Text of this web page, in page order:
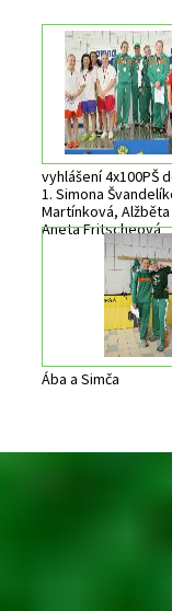
vyhlášení 4x100PŠ
1. Simona
Martínková,
Aneta Fritscheová
Ába a Simča